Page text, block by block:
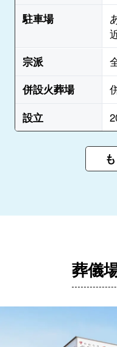
駐車場
宗派
併設火葬場
設立
葬儀